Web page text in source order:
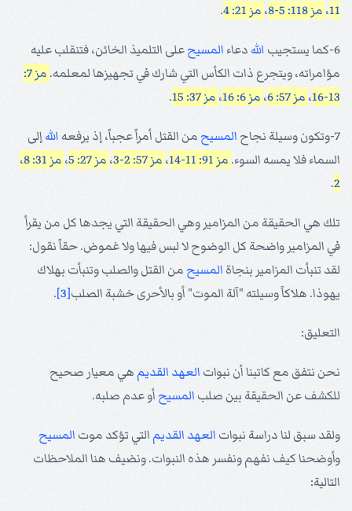
11، مز 118: 5-8 ، مز 21: 4 .
6-كما يستجيب الله دعاء المسيحعلى التلميذ الخائن، فتنقلب عليه
مؤامراته، ويتجرع ذات الكأس التي شارك في تجهيزها لمعلمه.
مز 7:
13-16
، مز 57: 6 ، مز 6: 16 ، مز 37: 15 .
7-وتكون وسيلة نجاح المسيح من القتل أمراً عجباً، إذ يرفعه اللهإلى
السماء فلا يمسه السوء. مز 91: 11-14 ، مز 57: 2-3 ، مز 27: 5 ،
مز 31: 8،
2
.
تلك هي الحقيقة من المزامير وهي الحقيقة التي يجدها كل من يقرأ
في المزامير واضحة كل الوضوح لا لبس فيها ولا غموض. حقاً نقول:
لقد تنبأت المزامير بنجاة المسيح من القتل والصلب وتنبأت بهلاك
يهوذا. هلاكاً وسيلته "آلة الموت" أو بالأحرى خشبة الصلب[3]
.
التعليق:
نحن نتفق مع كاتبنا أن نبوات العهد القديمهي معيار صحيح
للكشف عن الحقيقة بين صلب المسيح أو عدم صلبه.
ولقد سبق لنا دراسة نبوات العهد القديم التي تؤكد موت المسيح
وأوضحنا كيف نفهم ونفسر هذه النبوات. ونضيف هنا الملاحظات
التالية: